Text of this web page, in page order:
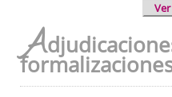
A